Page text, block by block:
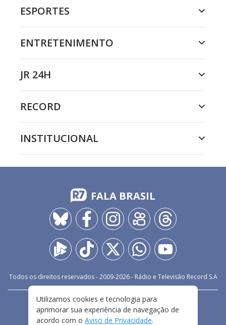
ESPORTES
ENTRETENIMENTO
JR 24H
RECORD
INSTITUCIONAL
FALA BRASIL
Todos os direitos reservados - 2009-2026- Rádio e Televisão Record S.A
FALE CONOSCO
PRIVACIDADE
TERMOS E CONDIÇÕES DE USO
Utilizamos cookies e tecnologia para
aprimorar sua experiência de navegação de
acordo com o Aviso de Privacidade.